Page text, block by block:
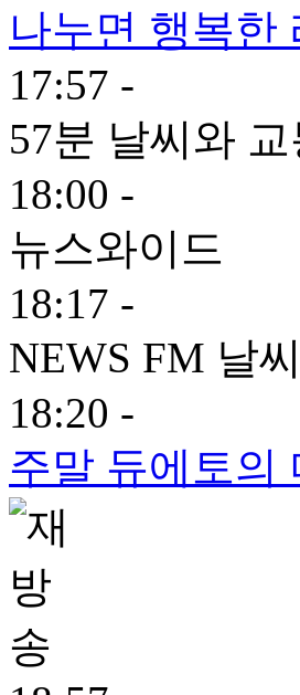
나누면 행복한
17:57 -
57분 날씨와 교
18:00 -
뉴스와이드
18:17 -
NEWS FM 날
18:20 -
주말 듀에토의